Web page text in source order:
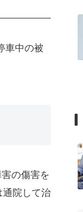
車中の被
の傷害を
通院して治